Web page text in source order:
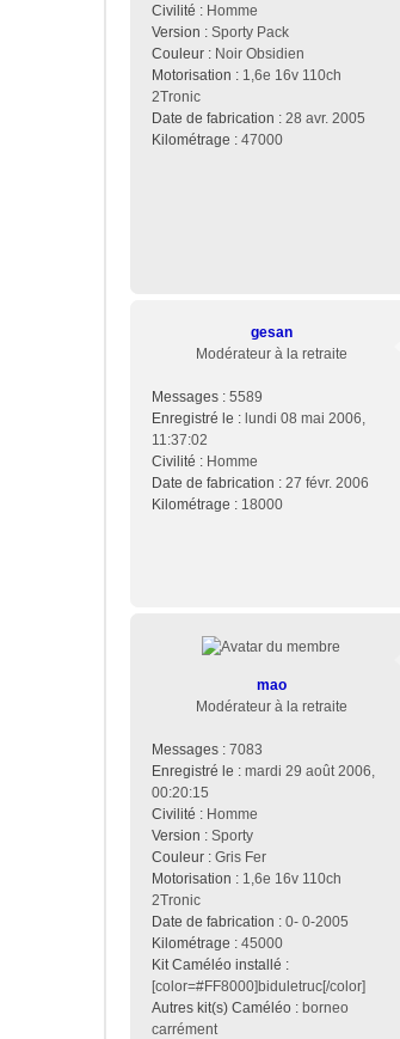
Civilité : Homme
Version : Sporty Pack
Couleur : Noir Obsidien
Motorisation : 1,6e 16v 110ch
2Tronic
Date de fabrication : 28 avr. 2005
Kilométrage : 47000
gesan
Modérateur à la retraite
Messages : 5589
Enregistré le : lundi 08 mai 2006,
11:37:02
Civilité : Homme
Date de fabrication : 27 févr. 2006
Kilométrage : 18000
mao
Modérateur à la retraite
Messages : 7083
Enregistré le : mardi 29 août 2006,
00:20:15
Civilité : Homme
Version : Sporty
Couleur : Gris Fer
Motorisation : 1,6e 16v 110ch
2Tronic
Date de fabrication : 0- 0-2005
Kilométrage : 45000
Kit Caméléo installé :
[color=#FF8000]biduletruc[/color]
Autres kit(s) Caméléo : borneo
carrément